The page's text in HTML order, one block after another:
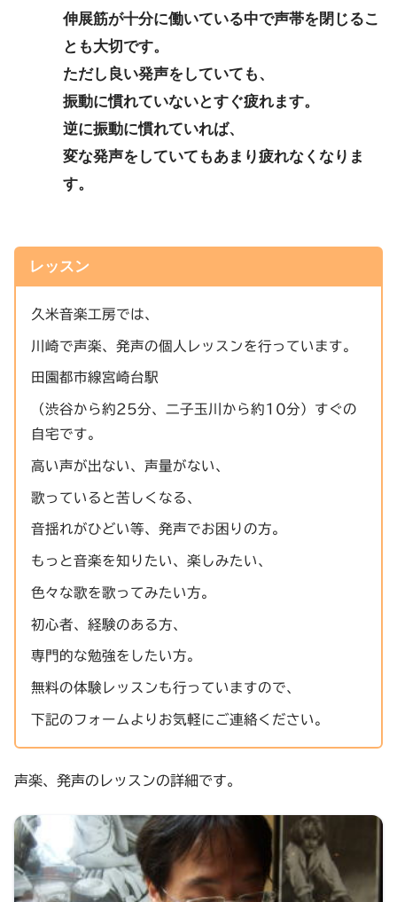
伸展筋が十分に働いている中で声帯を閉じるこ
とも大切です。
ただし良い発声をしていても、
振動に慣れていないとすぐ疲れます。
逆に振動に慣れていれば、
変な発声をしていてもあまり疲れなくなりま
す。
レッスン
久米音楽工房では、
川崎で声楽、発声の個人レッスンを行っています。
田園都市線宮崎台駅
（渋谷から約25分、二子玉川から約10分）すぐの
自宅です。
高い声が出ない、声量がない、
歌っていると苦しくなる、
音揺れがひどい等、発声でお困りの方。
もっと音楽を知りたい、楽しみたい、
色々な歌を歌ってみたい方。
初心者、経験のある方、
専門的な勉強をしたい方。
無料の体験レッスンも行っていますので、
下記のフォームよりお気軽にご連絡ください。
声楽、発声のレッスンの詳細です。